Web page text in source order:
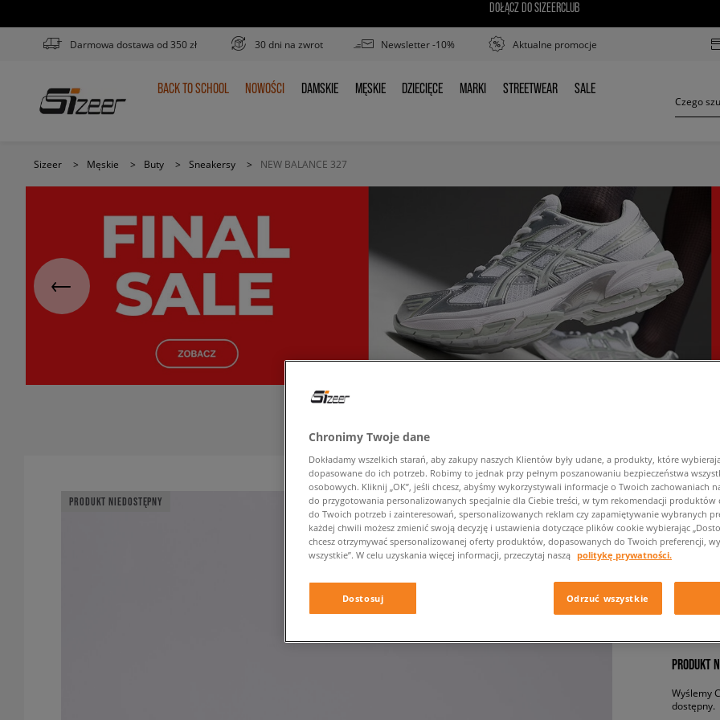
DOŁĄCZ DO SIZEERCLUB
Darmowa dostawa od 350 zł 30 dni na zwrot Newsletter -10% Aktualne promocje
BACK
BACK TO SCHOOL NOWOŚCI
NOWOŚCI DAMSKIE
DAMSKIE MĘSKIE
MĘSKIE DZIECIĘCE
DZIECIĘCE MARKI
MARKI STREETWEAR
STREETWEAR SALE
SALE
Sizeer > Męskie > Buty > Sneakersy > NEW BALANCE 327
PRODUKT NIEDOSTĘPNY NEW
męskie,
PRODUKT
Wyślemy
dostępny.
Chronimy Twoje dane
Dokładamy wszelkich starań, aby zakupy naszych Klientów były udane, a produkty, które
dopasowane do ich potrzeb. Robimy to jednak przy pełnym poszanowaniu bezpieczeństwa
osobowych. Kliknij „OK”, jeśli chcesz, abyśmy wykorzystywali informacje o Twoich zachowaniach
do przygotowania personalizowanych specjalnie dla Ciebie treści, w tym rekomendacji produktów
do Twoich potrzeb i zainteresowań, spersonalizowanych reklam czy zapamiętywanie wybranych
każdej chwili możesz zmienić swoją decyzję i ustawienia dotyczące plików cookie wybierając
chcesz otrzymywać spersonalizowanej oferty produktów, dopasowanych do Twoich preferencji,
wszystkie”. W celu uzyskania więcej informacji, przeczytaj naszą politykę prywatności.
Dostosuj Odrzuć wszystkie